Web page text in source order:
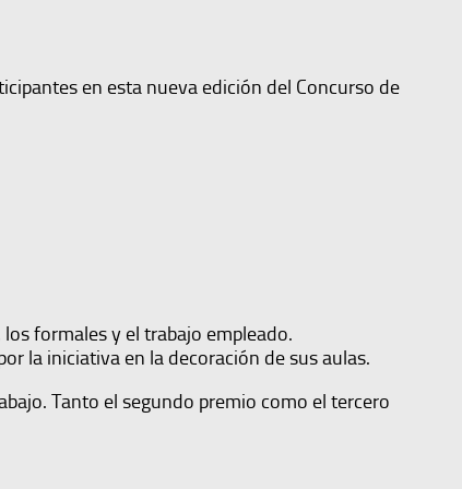
en esta nueva edición del Concurso de
formales y el trabajo empleado.
la iniciativa en la decoración de sus aulas.
Tanto el segundo premio como el tercero